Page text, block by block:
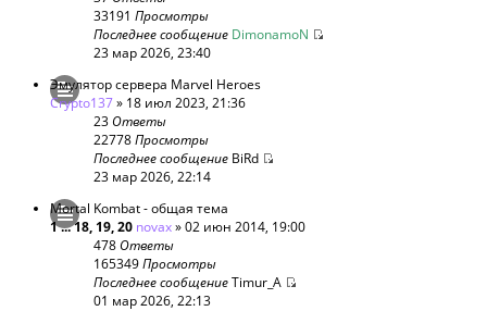
33191 Просмотры
Последнее сообщение DimonamoN
23 мар 2026, 23:40
Эмулятор сервера Marvel Heroes
Crypto137» 18 июл 2023, 21:36
23Ответы
22778Просмотры
Последнее сообщение BiRd
23 мар 2026, 22:14
Mortal Kombat - общая тема
1...18, 19,20 novax» 02 июн 2014, 19:00
478Ответы
165349Просмотры
Последнее сообщениеTimur_A
01 мар 2026, 22:13